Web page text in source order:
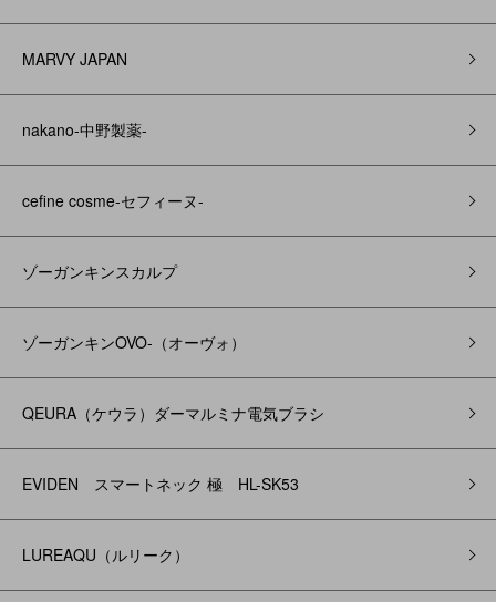
MARVY JAPAN
nakano-中野製薬-
cefine cosme-セフィーヌ-
ゾーガンキンスカルプ
ゾーガンキンOVO‐（オーヴォ）
QEURA（ケウラ）ダーマルミナ電気ブラシ
EVIDEN スマートネック 極 HL-SK53
LUREAQU（ルリーク）